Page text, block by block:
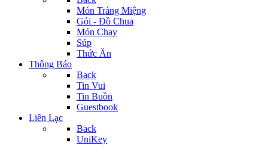
Món Tráng Miệng
Gỏi - Đồ Chua
Món Chay
Súp
Thức Ăn
Thông Báo
Back
Tin Vui
Tin Buồn
Guestbook
Liên Lạc
Back
UniKey